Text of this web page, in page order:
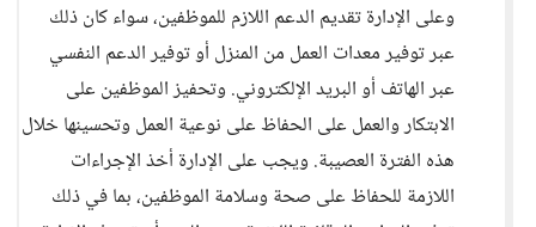
وعلى الإدارة تقديم الدعم اللازم للموظفين، سواء كان ذلك
عبر توفير معدات العمل من المنزل أو توفير الدعم النفسي
عبر الهاتف أو البريد الإلكتروني. وتحفيز الموظفين على
الابتكار والعمل على الحفاظ على نوعية العمل وتحسينها خلال
هذه الفترة العصيبة. ويجب على الإدارة أخذ الإجراءات
اللازمة للحفاظ على صحة وسلامة الموظفين، بما في ذلك